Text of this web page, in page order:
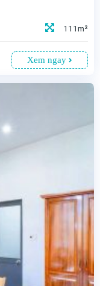
111m²
Xem ngay